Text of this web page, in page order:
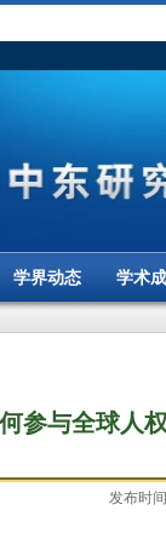
学界动态 学术
参与全球人
发布时